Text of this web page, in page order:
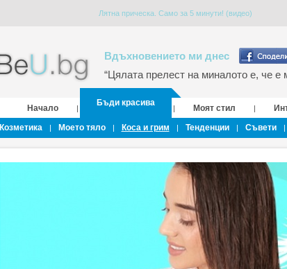
Лятна прическа. Само за 5 минути! (видео)
Вдъхновението ми днес
“Цялата прелест на миналото е, че е
Начало |
Бъди красива
| Моят стил |
Козметика
| Моето тяло | Коса и грим | Тенденции | Съвети |